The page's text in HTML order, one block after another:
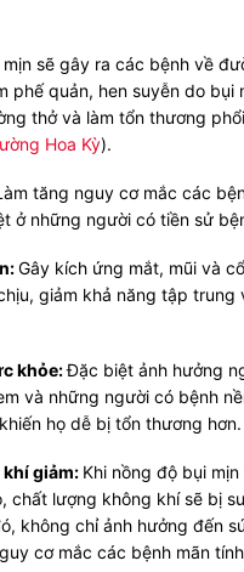
mịn sẽ gây ra các bệnh về
phế quản, hen suyễn do bụi
thở và làm tổn thương
Hoa Kỳ).
tăng nguy cơ mắc các
ở những người có tiền sử
Gây kích ứng mắt, mũi và
giảm khả năng tập trung
khỏe:Đặc biệt ảnh hưởng
và những người có bệnh
họ dễ bị tổn thương hơn.
giảm: Khi nồng độ bụi
chất lượng không khí sẽ bị
không chỉ ảnh hưởng đến
cơ mắc các bệnh mãn